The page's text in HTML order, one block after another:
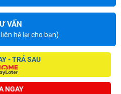
VẤN
hệ lại cho bạn)
NGAY
- TRẢ SAU